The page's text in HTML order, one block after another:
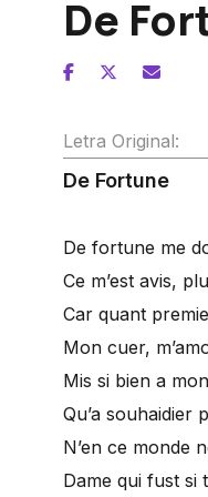
De
Letra Original:
De Fortune
De fortune me
Ce m’est avis,
Car quant
Mon cuer,
Mis si bien a
Qu’a souhaidier
N’en ce monde
Dame qui fust si